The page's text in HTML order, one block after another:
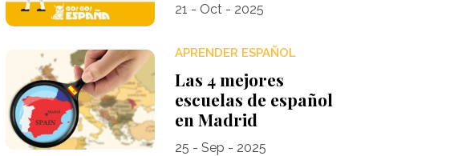
21 - Oct - 2025
APRENDER ESPAÑOL
Las 4 mejores
escuelas de español
en Madrid
25 - Sep - 2025